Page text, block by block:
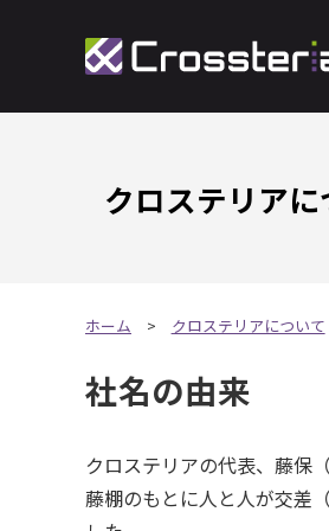
クロステリアに
ホーム クロステリアについて
社名の由来
クロステリアの代表、藤保
藤棚のもとに人と人が交差